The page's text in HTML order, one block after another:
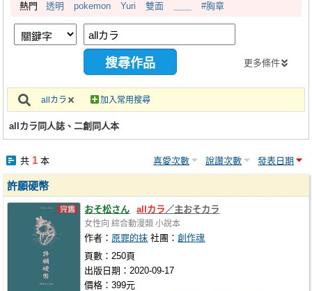
交流中心
攤位轉讓區
會員中心
註冊會員
熱門 透明 pokemon Yuri 雙面 #胸章
更多條件
allカラ 加入常用搜尋
allカラ同人誌、二創同人本
共 1本 喜愛次數 說讚次數 發表日期
許願硬幣
おそ松さん allカラ／主おそカラ
女性向 綜合動漫類 小說本
作者： 原罪的抹 社團：創作魂
頁數：250頁
出版日期：2020-09-17
價格：399元